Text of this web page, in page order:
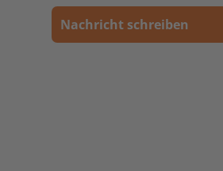
Nachricht schreiben